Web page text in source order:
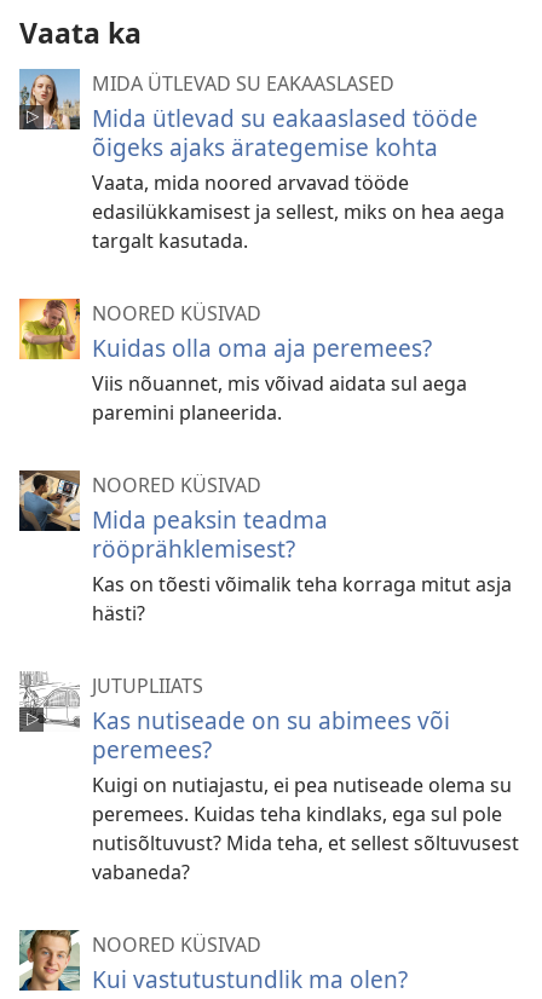
Vaata ka
MIDA ÜTLEVAD SU EAKAASLASED
Mida ütlevad su eakaaslased tööde
õigeks ajaks ärategemise kohta
Vaata, mida noored arvavad tööde
edasilükkamisest ja sellest, miks on hea aega
targalt kasutada.
NOORED KÜSIVAD
Kuidas olla oma aja peremees?
Viis nõuannet, mis võivad aidata sul aega
paremini planeerida.
NOORED KÜSIVAD
Mida peaksin teadma
rööprähklemisest?
Kas on tõesti võimalik teha korraga mitut asja
hästi?
JUTUPLIIATS
Kas nutiseade on su abimees või
peremees?
Kuigi on nutiajastu, ei pea nutiseade olema su
peremees. Kuidas teha kindlaks, ega sul pole
nutisõltuvust? Mida teha, et sellest sõltuvusest
vabaneda?
NOORED KÜSIVAD
Kui vastutustundlik ma olen?